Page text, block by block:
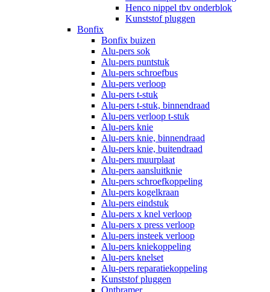
Henco nippel tbv onderblok
Kunststof pluggen
Bonfix
Bonfix buizen
Alu-pers sok
Alu-pers puntstuk
Alu-pers schroefbus
Alu-pers verloop
Alu-pers t-stuk
Alu-pers t-stuk, binnendraad
Alu-pers verloop t-stuk
Alu-pers knie
Alu-pers knie, binnendraad
Alu-pers knie, buitendraad
Alu-pers muurplaat
Alu-pers aansluitknie
Alu-pers schroefkoppeling
Alu-pers kogelkraan
Alu-pers eindstuk
Alu-pers x knel verloop
Alu-pers x press verloop
Alu-pers insteek verloop
Alu-pers kniekoppeling
Alu-pers knelset
Alu-pers reparatiekoppeling
Kunststof pluggen
Ontbramer